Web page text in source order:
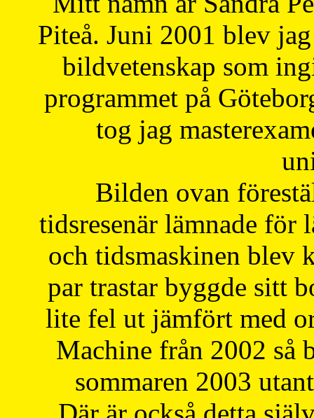
Piteå. Juni 2001 blev
bildvetenskap som
programmet på
tog jag
Bilden ovan
tidsresenär lämnade för
och tidsmaskinen blev
par trastar byggde sitt
lite fel ut jämfört med
Machine från 2002 så
sommaren 2003